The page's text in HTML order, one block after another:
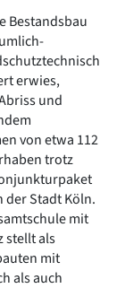
Bestandsbau
erwies,
und
von etwa 112
trotz
der Stadt Köln.
mit
stellt als
mit
als auch